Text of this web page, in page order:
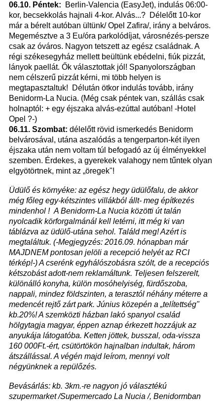
06.10. Péntek: Berlin-Valencia (EasyJet), indulás 06:00-
kor, becsekkolás hajnali 4-kor. Alvás...? Délelőtt 10-kor
már a bérelt autóban ültünk/ Opel Zafira/, irány a belváros.
Megemésztve a 3 Eu/óra parkolódíjat, városnézés-persze
csak az óváros. Nagyon tetszett az egész családnak. A
régi székesegyház mellett beültünk ebédelni, fiúk pizzát,
lányok paellát. Ők választottak jól! Spanyolországban
nem célszerű pizzát kérni, mi több helyen is
megtapasztaltuk! Délután ötkor indulás tovább, irány
Benidorm-La Nucia. (Még csak péntek van, szállás csak
holnaptól: + egy éjszaka alvás-ezúttal autóban! -Hotel
Opel ?-)
06.11. Szombat: délelőtt rövid ismerkedés Benidorm
belvárosával, utána aszalódás a tengerparton-két ilyen
éjszaka után nem voltam túl befogadó az új élményekkel
szemben. Érdekes, a gyerekek valahogy nem tűntek olyan
elgyötörtnek, mint az „öregek"!
Üdülő és környéke: az egész hegy üdülőfalu, de akkor
még főleg egy-kétszintes villákból állt- meg építkezés
mindenhol ! A Benidorm-La Nucia közötti út talán
nyolcadik körforgalmánál kell letérni, itt még ki van
táblázva az üdülő-utána sehol. Találd meg! Azért is
megtaláltuk. (-Megjegyzés: 2016.09. hónapban már
MAJDNEM pontosan jelöli a recepció helyét az RCI
térkép!-) A cserénk egyhálószobásra szólt, de a recepciós
kétszobást adott-nem reklamáltunk. Teljesen felszerelt,
különálló konyha, külön mosóhelyiség, fürdőszoba,
nappali, mindez földszinten, a terasztól néhány méterre a
medencét rejtő zárt park. Június közepén a „telítettség"
kb.20%! A szemközti házban lakó spanyol család
hölgytagja magyar, éppen aznap érkezett hozzájuk az
anyukája látogatóba. Ketten jöttek, busszal, oda-vissza
160 000Ft.-ért, csütörtökön hajnalban indultak, három
átszállással. A végén majd leírom, mennyi volt
négyünknek a repülőzés.
Bevásárlás: kb. 3km.-re nagyon jó választékú
szupermarket /Supermercado La Nucia /, Benidormban